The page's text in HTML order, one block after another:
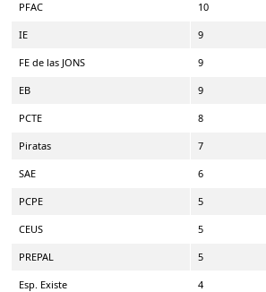
PFAC 10
IE 9
FE de las JONS 9
EB 9
PCTE 8
Piratas 7
SAE 6
PCPE 5
CEUS 5
PREPAL 5
Esp. Existe 4